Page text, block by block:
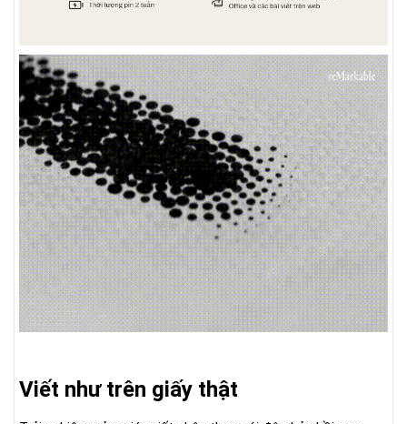
Viết như trên giấy thật